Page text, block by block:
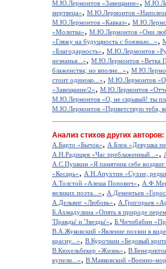
М.Ю.Лермонтов «Завещание»,
мертвеца», М.Ю.Лермонтов
М.Ю.Лермонтов «Кавказ»,
«Молитва», М.Ю.Лермонтов «Они
«Гляжу на будущность с боязнью...»,
«Благодарность», М.Ю.Лермонтов
незнанья...», М.Ю.Лермонтов «Ветка
блаженства; но вполне...»,
стоит одиноко...», М.Ю.Лермонтов
«Завещание/2», М.Ю.Лермонтов
М.Ю.Лермонтов «О, не скрывай! ты
М.Ю.Лермонтов «Приветствую тебя,
Анализ стихов других авторов:
А.Барто «Бычок», А.Блок «Девушка
А.Н.Радищев «Час преблаженный...»,
А.С.Пушкин «Я памятник себе
«Косарь», А.Н.Апухтин «Сухие,
А.Толстой «Алеша Попович»,
великих поэта...», А.Дементьев
А.Дельвиг «Любовь», А.Григорьев
Б.Ахмадулина «Опять в природе
'Правды' и 'Звезды'», Б.Чичибабин
В.А.Жуковский «Явление поэзии в
красну...», В.Курочкин «Бедовый
В.Кюхельбекер «Жизнь»,
купели...», В.Маяковский «Военно-